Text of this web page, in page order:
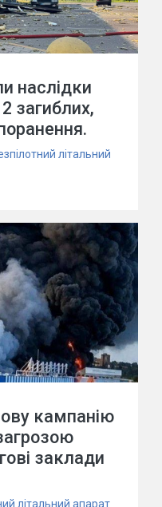
наслідки
загиблих,
літальний
кампанію
заклади
літальний апарат